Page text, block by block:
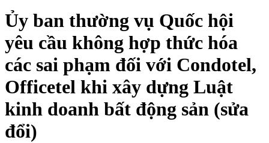
Ủy ban thường vụ Quốc hội
yêu cầu không hợp thức hóa
các sai phạm đối với Condotel,
Officetel khi xây dựng Luật
kinh doanh bất động sản (sửa
đổi)